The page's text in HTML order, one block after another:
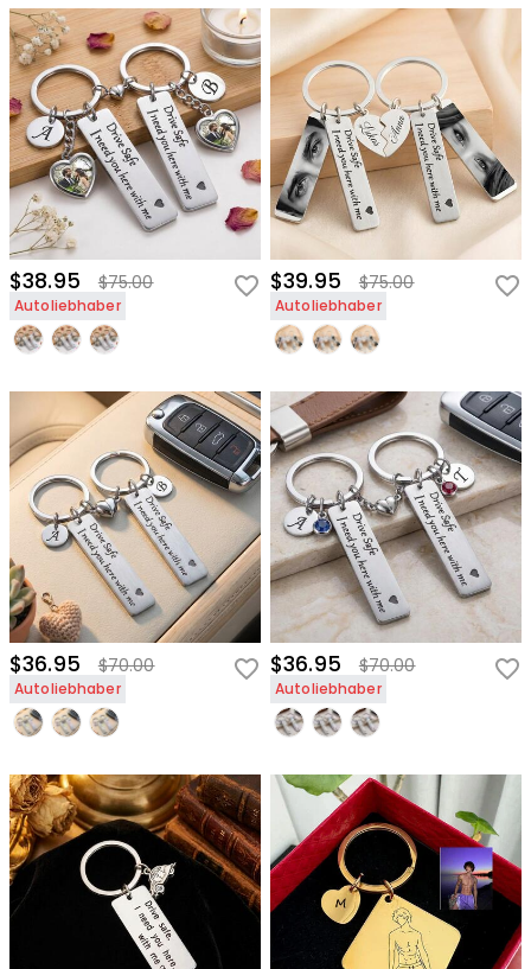
$38.95 $75.00
Autoliebhaber
$39.95 $75.00
Autoliebhaber
$36.95 $70.00
Autoliebhaber
$36.95 $70.00
Autoliebhaber